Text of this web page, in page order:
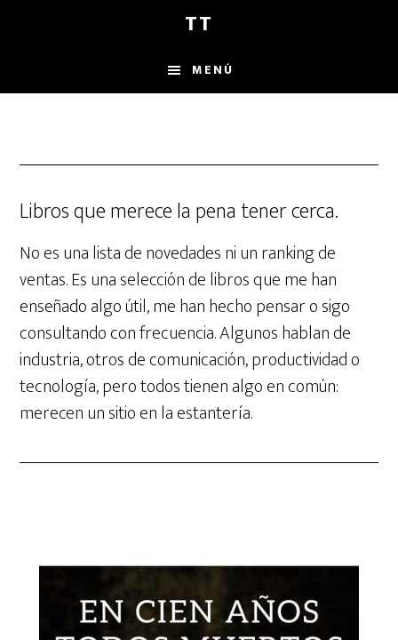
principal
de
TT
MENÚ
Libros que merece la pena tener cerca.
No es una lista de novedades ni un ranking de
ventas. Es una selección de libros que me han
enseñado algo útil, me han hecho pensar o sigo
consultando con frecuencia. Algunos hablan de
industria, otros de comunicación, productividad o
tecnología, pero todos tienen algo en común:
merecen un sitio en la estantería.